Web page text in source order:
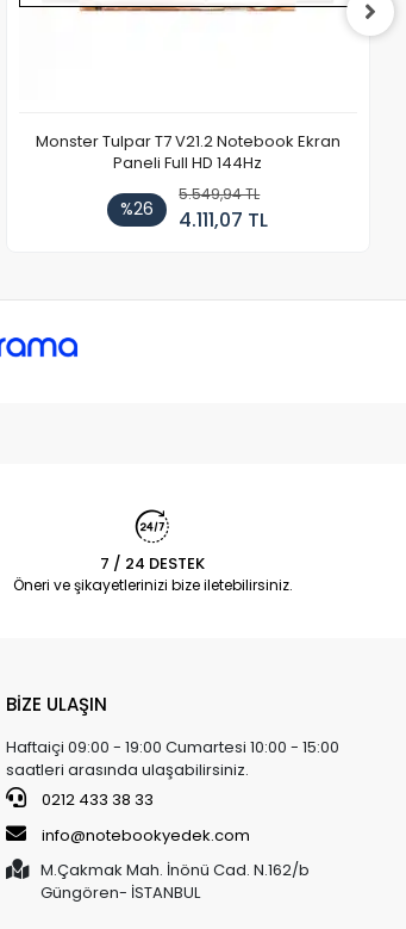
Monster Tulpar T7 V21.2 Notebook Ekran
Paneli Full HD 144Hz
%26
5.549,94 TL
4.111,07 TL
7 / 24 DESTEK
Öneri ve şikayetlerinizi bize iletebilirsiniz.
BİZE ULAŞIN
Haftaiçi 09:00 - 19:00 Cumartesi 10:00 - 15:00
saatleri arasında ulaşabilirsiniz.
0212 433 38 33
info@notebookyedek.com
M.Çakmak Mah. İnönü Cad. N.162/b
Güngören- İSTANBUL